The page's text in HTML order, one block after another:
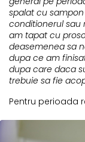
spalat cu
conditionerul sau
am tapat cu
deasemenea sa
dupa ce am
dupa care daca
trebuie sa fie
Pentru perioada